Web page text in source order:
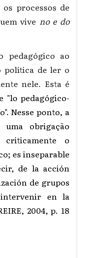
processos de
vive no e do
pedagógico ao
política de ler o
nele. Esta é
"lo pedagógico-
Nesse ponto, a
obrigação
criticamente o
es inseparable
de la acción
de grupos
en la
2004, p. 18